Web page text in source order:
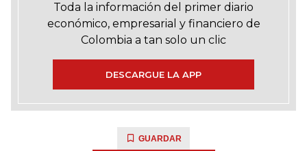
Toda la información del primer diario
económico, empresarial y financiero de
Colombia a tan solo un clic
DESCARGUE LA APP
GUARDAR